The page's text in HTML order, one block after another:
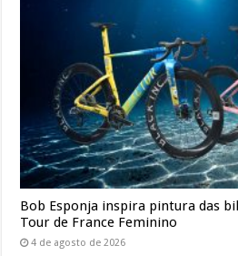
Bob Esponja inspira pintura das
Tour de France Feminino
4 de agosto de 2026